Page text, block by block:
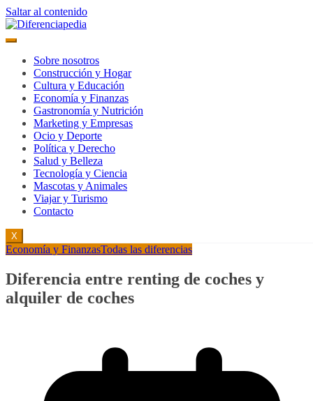
Saltar al contenido
Sobre nosotros
Construcción y Hogar
Cultura y Educación
Economía y Finanzas
Gastronomía y Nutrición
Marketing y Empresas
Ocio y Deporte
Política y Derecho
Salud y Belleza
Tecnología y Ciencia
Mascotas y Animales
Viajar y Turismo
Contacto
X
Economía y FinanzasTodas las diferencias
Diferencia entre renting de coches y
alquiler de coches